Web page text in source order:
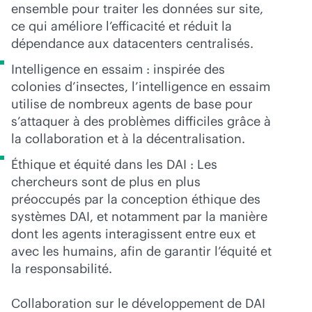
ensemble pour traiter les données sur site,
ce qui améliore l’efficacité et réduit la
dépendance aux datacenters centralisés.
Intelligence en essaim : inspirée des
colonies d’insectes, l’intelligence en essaim
utilise de nombreux agents de base pour
s’attaquer à des problèmes difficiles grâce à
la collaboration et à la décentralisation.
Éthique et équité dans les DAI : Les
chercheurs sont de plus en plus
préoccupés par la conception éthique des
systèmes DAI, et notamment par la manière
dont les agents interagissent entre eux et
avec les humains, afin de garantir l’équité et
la responsabilité.
Collaboration sur le développement de DAI